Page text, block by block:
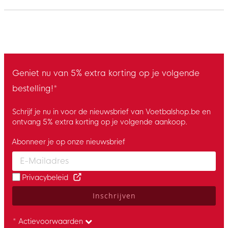
Geniet nu van 5% extra korting op je volgende
bestelling!*
Schrijf je nu in voor de nieuwsbrief van Voetbalshop.be en
ontvang 5% extra korting op je volgende aankoop.
Enter your email and accept the privacy policy to subscribe to
Abonneer je op onze nieuwsbrief
Privacybeleid
Inschrijven
* Actievoorwaarden